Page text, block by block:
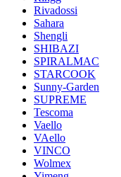
Rivadossi
Sahara
Shengli
SHIBAZI
SPIRALMAC
STARCOOK
Sunny-Garden
SUPREME
Tescoma
Vaello
VAello
VINCO
Wolmex